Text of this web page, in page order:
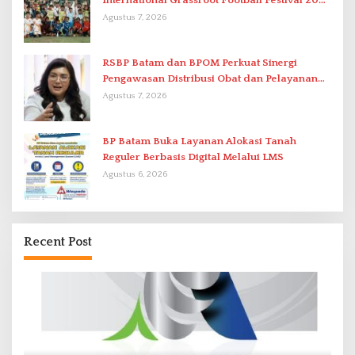
di Stadion Temenggung Abdul Jamal
Agustus 7, 2026
RSBP Batam dan BPOM Perkuat Sinergi
Pengawasan Distribusi Obat dan Pelayanan
Kefarmasian
Agustus 7, 2026
BP Batam Buka Layanan Alokasi Tanah
Reguler Berbasis Digital Melalui LMS
Agustus 6, 2026
Recent Post